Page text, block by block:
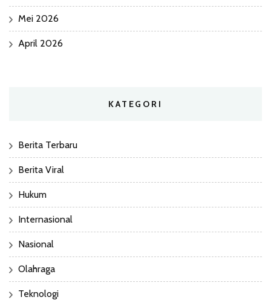
Mei 2026
April 2026
KATEGORI
Berita Terbaru
Berita Viral
Hukum
Internasional
Nasional
Olahraga
Teknologi